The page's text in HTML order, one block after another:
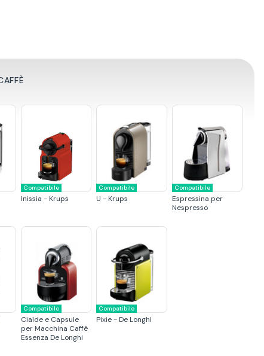
Compatibile
Inissia - Krups
Compatibile
U - Krups
Compatibile
Espressina per
Nespresso
Compatibile
Cialde e Capsule
per Macchina Caffè
Essenza De Longhi
Compatibile
Pixie - De Longhi